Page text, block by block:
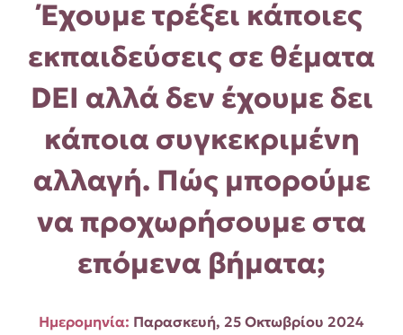
Έχουμε τρέξει κάποιες
εκπαιδεύσεις σε θέματα
DEI αλλά δεν έχουμε δει
κάποια συγκεκριμένη
αλλαγή. Πώς μπορούμε
να προχωρήσουμε στα
επόμενα βήματα;
Ημερομηνία: Παρασκευή, 25 Οκτωβρίου 2024